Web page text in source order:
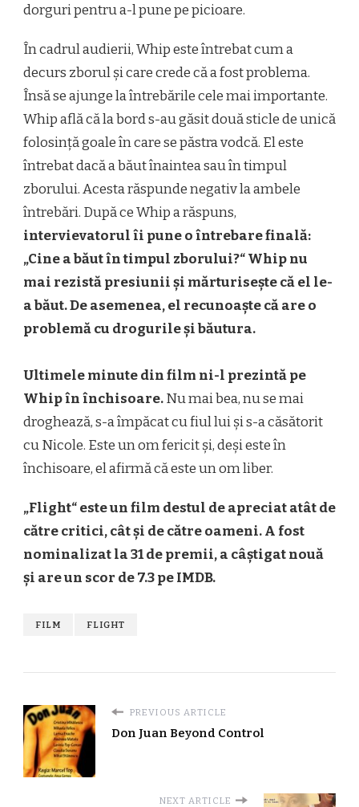
dorguri pentru a-l pune pe picioare.
În cadrul audierii, Whip este întrebat cum a
decurs zborul și care crede că a fost problema.
Însă se ajunge la întrebările cele mai importante.
Whip află că la bord s-au găsit două sticle de unică
folosință goale în care se păstra vodcă. El este
întrebat dacă a băut înaintea sau în timpul
zborului. Acesta răspunde negativ la ambele
întrebări. După ce Whip a răspuns,
intervievatorul îi pune o întrebare finală:
„Cine a băut în timpul zborului?“ Whip nu
mai rezistă presiunii și mărturisește că el le-
a băut. De asemenea, el recunoaște că are o
problemă cu drogurile și băutura.
Ultimele minute din film ni-l prezintă pe
Whip în închisoare.Nu mai bea, nu se mai
droghează, s-a împăcat cu fiul lui și s-a căsătorit
cu Nicole. Este un om fericit și, deși este în
închisoare, el afirmă că este un om liber.
„Flight“ este un film destul de apreciat atât de
către critici, cât și de către oameni. A fost
nominalizat la 31 de premii, a câștigat nouă
și are un scor de 7.3 pe IMDB.
FILM FLIGHT
PREVIOUS ARTICLE
Don Juan Beyond Control
NEXT ARTICLE